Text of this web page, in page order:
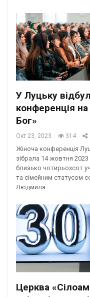
У Луцьку
конференція
Бог»
Окт 23, 2023 314
Жіноча конференція
зібрала 14 жовтня
близько чотирьохсот
та сімейним статусом
Людмила…
Церква